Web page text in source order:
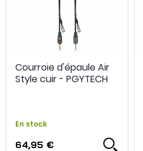
Courroie d'épaule Air
Style cuir - PGYTECH
En stock
64,95 €